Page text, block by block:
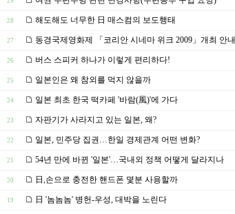
28 해도해도 너무한 日 매스컴의 보도행태
27 동경국제영화제 「코리안 시네마 위크 2009」개최 안내
26 버스 스피커 하나가 이렇게 편리하다!
25 일본인은 왜 참외를 먹지 않을까
24 일본 최초 한국 떡카페 '바람(風)'에 가다
23 자판기가 사라지고 있는 일본, 왜?
22 일본, 민주당 집권…한일 경제관계 어떤 변화?
21 54년 만에 바뀐 '일본'…국내외 정책 어떻게 달라지나
20 日,손으로 충전한 핸드폰 몇분 사용할까
19 日 '놈놈놈' 병헌-우성, 대박을 노린다